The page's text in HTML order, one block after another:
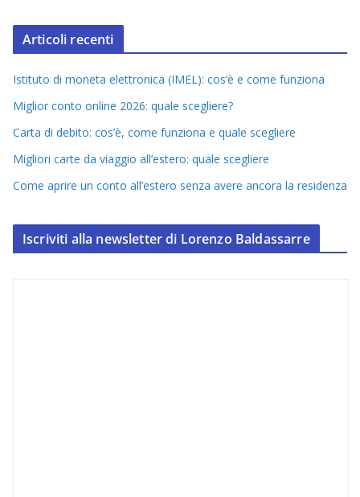
Articoli recenti
Istituto di moneta elettronica (IMEL): cos’è e come funziona
Miglior conto online 2026: quale scegliere?
Carta di debito: cos’è, come funziona e quale scegliere
Migliori carte da viaggio all’estero: quale scegliere
Come aprire un conto all’estero senza avere ancora la residenza
Iscriviti alla newsletter di Lorenzo Baldassarre